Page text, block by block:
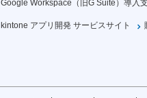
Google Workspace（旧G Suite）導入
kintone アプリ開発 サービスサイト